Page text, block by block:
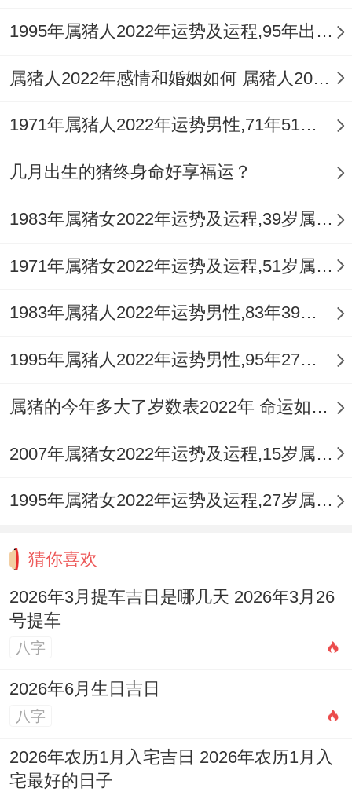
1995年属猪人2022年运势及运程,95年出生的27岁属猪2022年每月运程详解
属猪人2022年感情和婚姻如何 属猪人2022年如何旺桃花
1971年属猪人2022年运势男性,71年51岁属猪男2022年每月运程怎么样
几月出生的猪终身命好享福运？
1983年属猪女2022年运势及运程,39岁属猪人2022全年每月运势女性如何
1971年属猪女2022年运势及运程,51岁属猪人2022全年每月运势女性如何
1983年属猪人2022年运势男性,83年39岁属猪男2022年每月运程怎么样
1995年属猪人2022年运势男性,95年27岁属猪男2022年每月运程怎么样
属猪的今年多大了岁数表2022年 命运如何？
2007年属猪女2022年运势及运程,15岁属猪人2022全年每月运势女性如何
1995年属猪女2022年运势及运程,27岁属猪人2022全年每月运势女性如何
猜你喜欢
2026年3月提车吉日是哪几天 2026年3月26
号提车
八字
2026年6月生日吉日
八字
2026年农历1月入宅吉日 2026年农历1月入
宅最好的日子